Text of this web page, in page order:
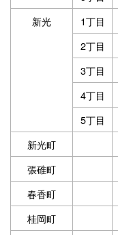
新光
1丁目
2丁目
3丁目
4丁目
5丁目
新光町
張碓町
春香町
桂岡町